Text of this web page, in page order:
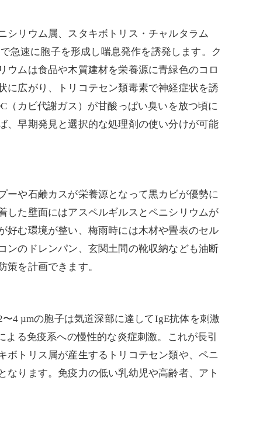
シリウム属、スタキボトリス・チャルタラム
急速に胞子を形成し喘息発作を誘発します。ク
ムは食品や木質建材を栄養源に青緑色のコロ
に広がり、トリコテセン類毒素で神経症状を誘
カビ代謝ガス）が甘酸っぱい臭いを放つ頃に
、早期発見と選択的な処理剤の使い分けが可能
ーや石鹸カスが栄養源となって黒カビが優勢に
した壁面にはアスペルギルスとペニシリウムが
好む環境が整い、梅雨時には木材や畳表のセル
ンのドレンパン、玄関土間の靴収納なども油断
を計画できます。
4 µmの胞子は気道深部に達してIgE抗体を刺激
る免疫系への慢性的な炎症刺激。これが長引
ボトリス属が産生するトリコテセン類や、ペニ
ります。免疫力の低い乳幼児や高齢者、アト